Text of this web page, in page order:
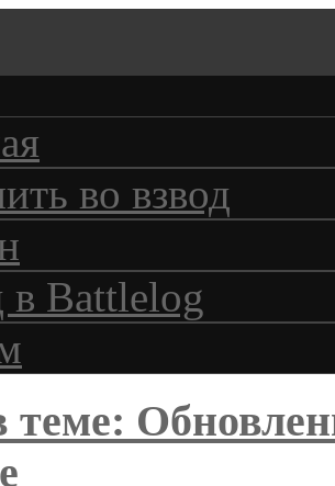
во взвод
в Battlelog
теме: